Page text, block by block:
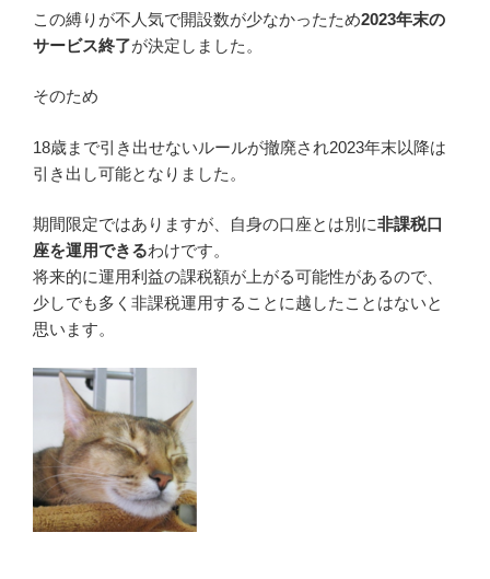
この縛りが不人気で開設数が少なかったため2023年末の
サービス終了が決定しました。
そのため
18歳まで引き出せないルールが撤廃され2023年末以降は
引き出し可能となりました。
期間限定ではありますが、自身の口座とは別に非課税口
座を運用できるわけです。
将来的に運用利益の課税額が上がる可能性があるので、
少しでも多く非課税運用することに越したことはないと
思います。